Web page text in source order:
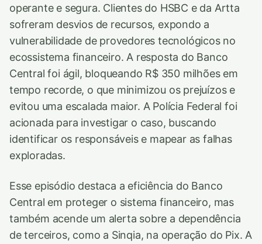
operante e segura. Clientes do HSBC e da Artta
sofreram desvios de recursos, expondo a
vulnerabilidade de provedores tecnológicos no
ecossistema financeiro. A resposta do Banco
Central foi ágil, bloqueando R$ 350 milhões em
tempo recorde, o que minimizou os prejuízos e
evitou uma escalada maior. A Polícia Federal foi
acionada para investigar o caso, buscando
identificar os responsáveis e mapear as falhas
exploradas.
Esse episódio destaca a eficiência do Banco
Central em proteger o sistema financeiro, mas
também acende um alerta sobre a dependência
de terceiros, como a Sinqia, na operação do Pix. A